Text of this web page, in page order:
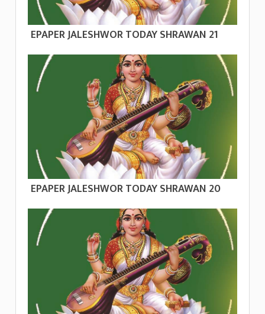
EPAPER JALESHWOR TODAY SHRAWAN 21
EPAPER JALESHWOR TODAY SHRAWAN 20